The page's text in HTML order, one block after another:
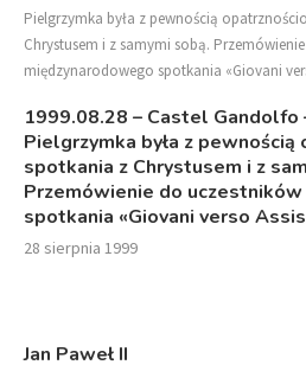
Pielgrzymka była z pewnością
Chrystusem i z samymi sobą.
międzynarodowego spotkania «Giovani
1999.08.28 – Castel Gandolfo
Pielgrzymka była z
spotkania z Chrystusem i z
Przemówienie do
spotkania «Giovani verso
28 sierpnia 1999
Jan Paweł II